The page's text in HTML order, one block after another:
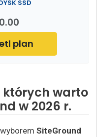
SSD
plan
których warto
w 2026 r.
SiteGround